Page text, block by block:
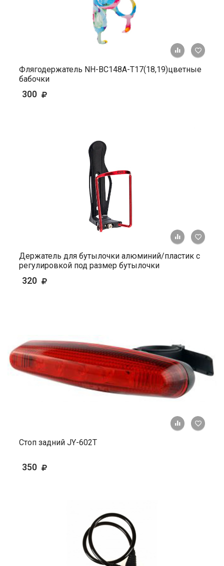
+ К
Флягодержатель NH-ВС148А-Т17(18,19)цветные
бабочки
300
+ К
Держатель для бутылочки алюминий/пластик с
регулировкой под размер бутылочки
320
+ К
Стоп задний JY-602Т
350